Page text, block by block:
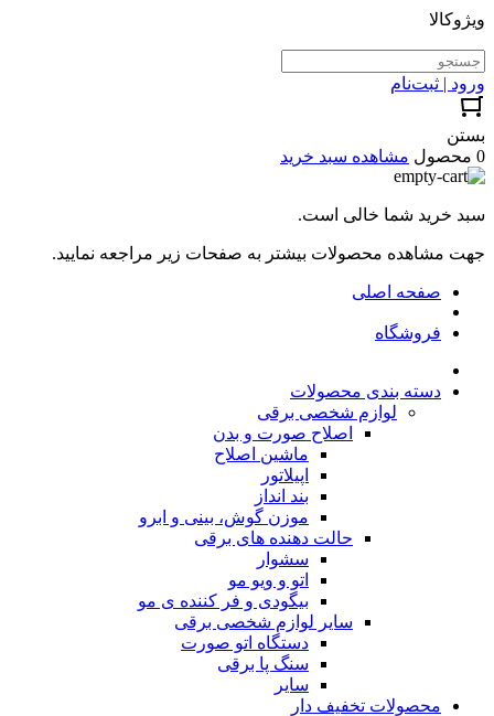
ویژوکالا
ورود | ثبت‌نام
بستن
0 محصول
مشاهده سبد خرید
سبد خرید شما خالی است.
جهت مشاهده محصولات بیشتر به صفحات زیر مراجعه نمایید.
صفحه اصلی
فروشگاه
دسته بندی محصولات
لوازم شخصی برقی
اصلاح صورت و بدن
ماشین اصلاح
اپیلاتور
بند انداز
موزن گوش، بینی و ابرو
حالت دهنده های برقی
سشوار
اتو و ویو مو
بیگودی و فر کننده ی مو
سایر لوازم شخصی برقی
دستگاه اتو صورت
سنگ پا برقی
سایر
محصولات تخفیف دار